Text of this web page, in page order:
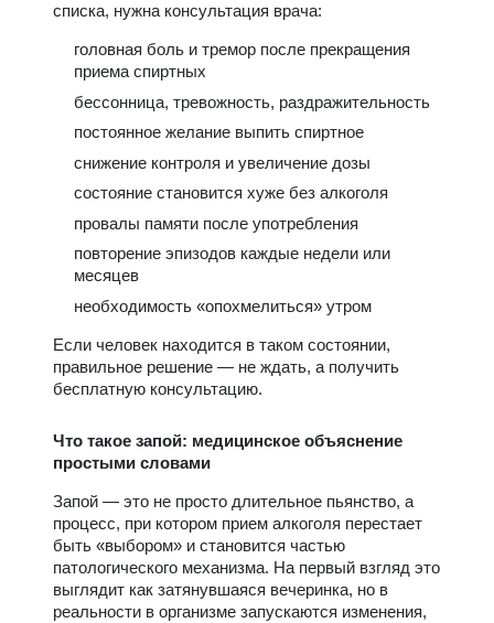
списка, нужна консультация врача:
головная боль и тремор после прекращения
приема спиртных
бессонница, тревожность, раздражительность
постоянное желание выпить спиртное
снижение контроля и увеличение дозы
состояние становится хуже без алкоголя
провалы памяти после употребления
повторение эпизодов каждые недели или
месяцев
необходимость «опохмелиться» утром
Если человек находится в таком состоянии,
правильное решение — не ждать, а получить
бесплатную консультацию.
Что такое запой: медицинское объяснение
простыми словами
Запой — это не просто длительное пьянство, а
процесс, при котором прием алкоголя перестает
быть «выбором» и становится частью
патологического механизма. На первый взгляд это
выглядит как затянувшаяся вечеринка, но в
реальности в организме запускаются изменения,